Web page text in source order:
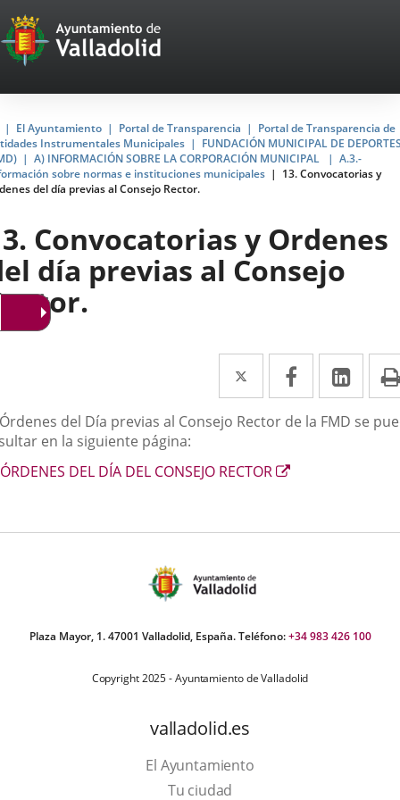
Portal
Web
del
Ayuntamiento
de
Valladolid
El Ayuntamiento Portal de Transparencia
Portal de Transparencia de
Instrumentales Municipales
FUNDACIÓN MUNICIPAL DE
A) INFORMACIÓN SOBRE LA CORPORACIÓN MUNICIPAL
A.3.-
sobre normas e instituciones municipales
13. Convocatorias y
del día previas al Consejo Rector.
Convocatorias y Ordenes
día previas al Consejo
Twitter
Enlace
a
una
aplicación
Facebook
Enlace
a
una
a
una
del Día previas al Consejo Rector de la FMD se
en la siguiente página:
ÓRDENES DEL DÍA DEL CONSEJO RECTOR
Enlace
aplicación
Plaza Mayor, 1. 47001 Valladolid, España. Teléfono:+34 983 426 100
Copyright 2025 - Ayuntamiento de Valladolid
valladolid.es
El Ayuntamiento
Tu ciudad